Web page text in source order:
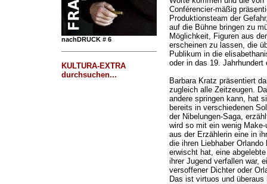
nachDRUCK # 6
KULTURA-EXTRA
durchsuchen...
Conférencier-mäßig
Produktionsteam der
auf die Bühne bringen zu
Möglichkeit, Figuren aus
erscheinen zu lassen, die
Publikum in die
oder in das 19.
Barbara Kratz präsentiert
zugleich alle Zeitzeugen.
andere springen kann, hat
bereits in verschiedenen
der Nibelungen-Saga,
wird so mit ein wenig
aus der Erzählerin eine in
die ihren Liebhaber
erwischt hat, eine
ihrer Jugend verfallen war,
versoffener Dichter oder
Das ist virtuos und überaus